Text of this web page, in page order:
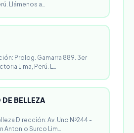
Llámenos a…
Prolog. Gamarra 889. 3er
Lima, Perú. L…
BELLEZA
Dirección: Av. Uno N³244 -
Antonio Surco Lim…